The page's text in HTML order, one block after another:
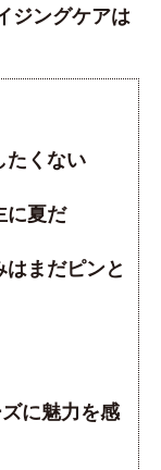
ジングケアは
たくない
に夏だ
まだピンと
に魅力を感